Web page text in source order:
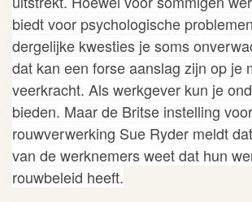
biedt voor psychologische
dergelijke kwesties je soms
dat kan een forse aanslag zijn op je
veerkracht. Als werkgever kun je
bieden. Maar de Britse instelling voor
rouwverwerking Sue Ryder meldt
van de werknemers weet dat hun
rouwbeleid heeft.